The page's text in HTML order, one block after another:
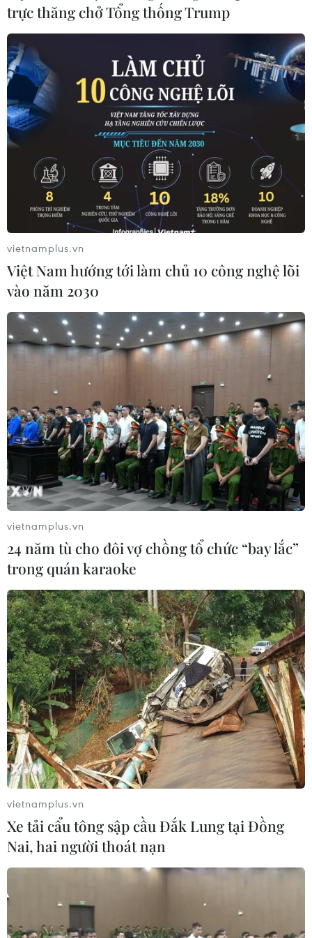
kết quả xét nghiệm).
Bộ GTVT xây dựng kế hoạch tổ chức vận
tải trong tình hình mới
15/09/2021 14:05
Các đơn vị của ngành giao thông vận tải cần phải tập
trung trách nhiệm để xây dựng kế hoạch tổ chức vận tải
trong tình hình mới nhằm thích ứng với dịch COVID-19.
Hà Nội: Xét nghiệm những người liên
quan lái xe "luồng xanh" mắc bệnh
17/09/2021 06:02
Đối với các trường hợp F1 có tiếp xúc gần với lái xe này,
Ủy ban Nhân dân phường Thịnh Liệt đã đưa đi cách ly
tập trung, còn những trường hợp F2 yêu cầu tự cách ly
tại nhà.
trực thăng chở Tổng thống Trump
vietnamplus.vn
Việt Nam hướng tới làm chủ 10 công nghệ lõi
vào năm 2030
vietnamplus.vn
24 năm tù cho đôi vợ chồng tổ chức “bay lắc”
trong quán karaoke
vietnamplus.vn
Xe tải cẩu tông sập cầu Đắk Lung tại Đồng
Nai, hai người thoát nạn